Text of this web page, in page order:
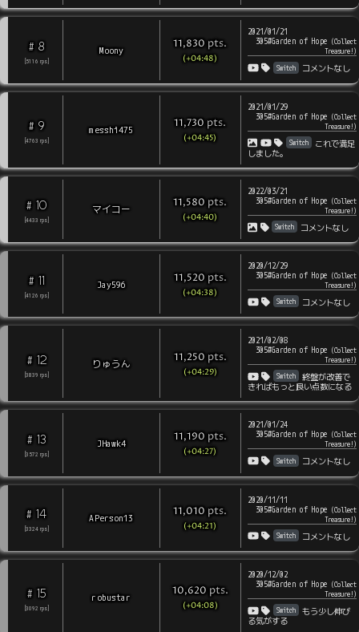
# 8
5116 rps
Moony 11,830 pts.
(+04:48)
2021/01/21
305#Garden of Hope (Collect
Treasure!)
Switch
コメントなし
# 9
4763 rps
messhi475 11,730 pts.
(+04:45)
2021/01/29
305#Garden of Hope (Collect
Treasure!)
Switch
これで満足
しました。
# 10
4433 rps
マイコー 11,580 pts.
(+04:40)
2022/03/21
305#Garden of Hope (Collect
Treasure!)
Switch
コメントなし
# 11
4126 rps
Jay596 11,520 pts.
(+04:38)
2020/12/29
305#Garden of Hope (Collect
Treasure!)
Switch
コメントなし
# 12
3839 rps
りゅうん 11,250 pts.
(+04:29)
2021/02/08
305#Garden of Hope (Collect
Treasure!)
Switch
終盤が改善で
きればもっと良い点数になる
# 13
3572 rps
JHawk4 11,190 pts.
(+04:27)
2021/01/24
305#Garden of Hope (Collect
Treasure!)
Switch
コメントなし
# 14
3324 rps
APerson13 11,010 pts.
(+04:21)
2020/11/11
305#Garden of Hope (Collect
Treasure!)
Switch
コメントなし
# 15
3092 rps
robustar 10,620 pts.
(+04:08)
2020/12/02
305#Garden of Hope (Collect
Treasure!)
Switch
もう少し伸び
る気がする